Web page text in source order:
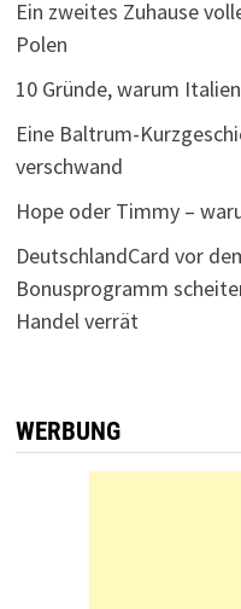
Ein zweites Zuhause
Polen
10 Gründe, warum
Eine Baltrum-
verschwand
Hope oder Timmy –
DeutschlandCard vor
Bonusprogramm
Handel verrät
WERBUNG